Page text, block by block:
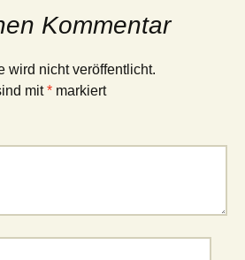
Kommentar
wird nicht veröffentlicht.
mit* markiert